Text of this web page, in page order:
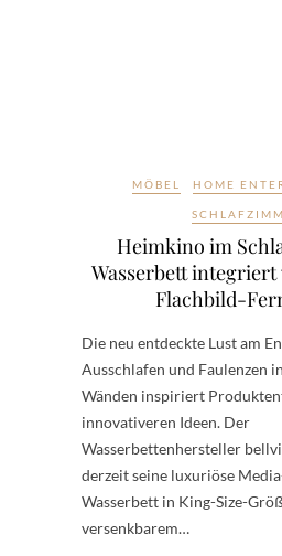
MÖBEL HOME
Heimkino im
Wasserbett
Flachbild-
Die neu entdeckte Lust am
Ausschlafen und Faulenzen
Wänden inspiriert
innovativeren Ideen. Der
Wasserbettenhersteller
derzeit seine luxuriöse
Wasserbett in King-Size-
versenkbarem…